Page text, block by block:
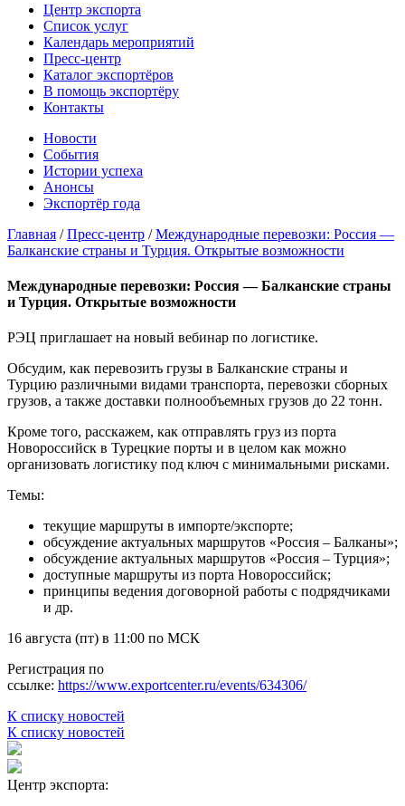
Центр экспорта
Список услуг
Календарь мероприятий
Пресс-центр
Каталог экспортёров
В помощь экспортёру
Контакты
Новости
События
Истории успеха
Анонсы
Экспортёр года
Главная /Пресс-центр /Международные перевозки: Россия —
Балканские страны и Турция. Открытые возможности
Международные перевозки: Россия — Балканские страны
и Турция. Открытые возможности
РЭЦ приглашает на новый вебинар по логистике.
Обсудим, как перевозить грузы в Балканские страны и
Турцию различными видами транспорта, перевозки сборных
грузов, а также доставки полнообъемных грузов до 22 тонн.
Кроме того, расскажем, как отправлять груз из порта
Новороссийск в Турецкие порты и в целом как можно
организовать логистику под ключ с минимальными рисками.
Темы:
текущие маршруты в импорте/экспорте;
обсуждение актуальных маршрутов «Россия – Балканы»;
обсуждение актуальных маршрутов «Россия – Турция»;
доступные маршруты из порта Новороссийск;
принципы ведения договорной работы с подрядчиками
и др.
16 августа (пт) в 11:00 по МСК
Регистрация по
ссылке: https://www.exportcenter.ru/events/634306/
К списку новостей
К списку новостей
Центр экспорта: